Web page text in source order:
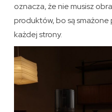
oznacza, że nie musisz
produktów, bo są
każdej strony.